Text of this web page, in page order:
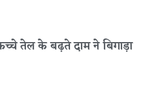
तेल के बढ़ते दाम ने बिगाड़ा